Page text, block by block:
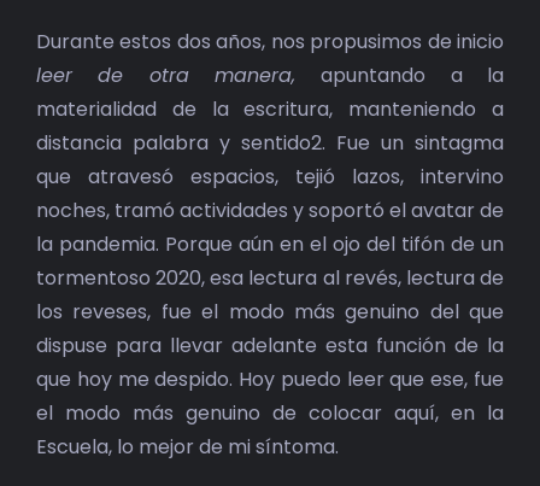
Durante estos dos años, nos propusimos de inicio
leer de otra manera,apuntando a la
materialidad de la escritura, manteniendo a
distancia palabra y sentido2. Fue un sintagma
que atravesó espacios, tejió lazos, intervino
noches, tramó actividades y soportó el avatar de
la pandemia. Porque aún en el ojo del tifón de un
tormentoso 2020, esa lectura al revés, lectura de
los reveses, fue el modo más genuino del que
dispuse para llevar adelante esta función de la
que hoy me despido. Hoy puedo leer que ese, fue
el modo más genuino de colocar aquí, en la
Escuela, lo mejor de mi síntoma.